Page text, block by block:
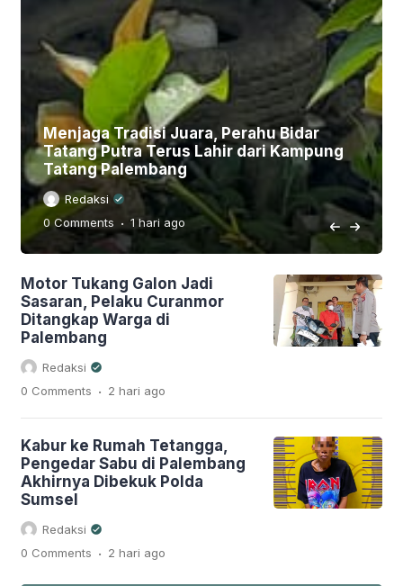
Perahu Bidar
Lahir dari Kampung
Tragis! Pemuda Asal
Terlindas Truk Usai
Lubang Jalan
Redaksi
0 Comments
. 1 hari ago
Motor Tukang Galon Jadi
Sasaran, Pelaku Curanmor
Ditangkap Warga di
Palembang
Redaksi
0 Comments . 2 hari ago
Kabur ke Rumah Tetangga,
Pengedar Sabu di Palembang
Akhirnya Dibekuk Polda
Sumsel
Redaksi
0 Comments . 2 hari ago